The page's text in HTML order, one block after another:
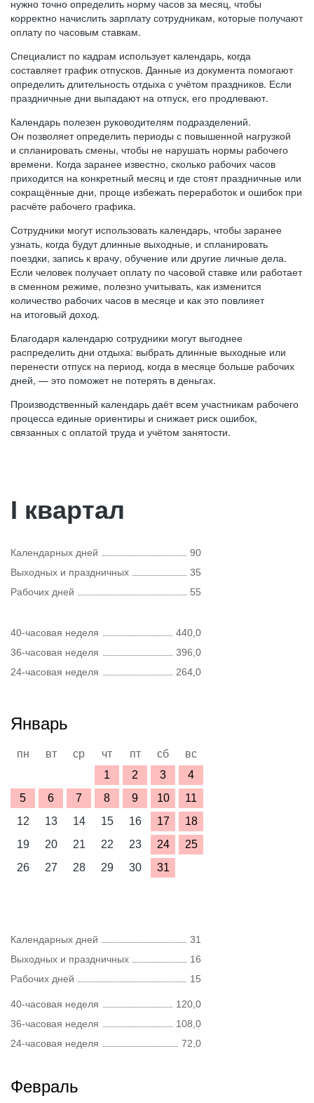
нужно точно определить норму часов за месяц, чтобы
корректно начислить зарплату сотрудникам, которые получают
оплату по часовым ставкам.
Специалист по кадрам использует календарь, когда
составляет график отпусков. Данные из документа помогают
определить длительность отдыха с учётом праздников. Если
праздничные дни выпадают на отпуск, его продлевают.
Календарь полезен руководителям подразделений.
Он позволяет определить периоды с повышенной нагрузкой
и спланировать смены, чтобы не нарушать нормы рабочего
времени. Когда заранее известно, сколько рабочих часов
приходится на конкретный месяц и где стоят праздничные или
сокращённые дни, проще избежать переработок и ошибок при
расчёте рабочего графика.
Сотрудники могут использовать календарь, чтобы заранее
узнать, когда будут длинные выходные, и спланировать
поездки, запись к врачу, обучение или другие личные дела.
Если человек получает оплату по часовой ставке или работает
в сменном режиме, полезно учитывать, как изменится
количество рабочих часов в месяце и как это повлияет
на итоговый доход.
Благодаря календарю сотрудники могут выгоднее
распределить дни отдыха: выбрать длинные выходные или
перенести отпуск на период, когда в месяце больше рабочих
дней, — это поможет не потерять в деньгах.
Производственный календарь даёт всем участникам рабочего
процесса единые ориентиры и снижает риск ошибок,
связанных с оплатой труда и учётом занятости.
I квартал
Календарных дней
90
Выходных и праздничных
35
Рабочих дней
55
40-часовая неделя
440,0
36-часовая неделя
396,0
24-часовая неделя
264,0
Январь
пн вт ср чт пт сб
вс
1
2 3
4
5
6 7 8 9 10
11
12
13 14 15 16 17
18
19
20 21 22 23 24
25
26
27 28 29 30 31
Календарных дней
31
Выходных и праздничных
16
Рабочих дней
15
40-часовая неделя
120,0
36-часовая неделя
108,0
24-часовая неделя
72,0
Февраль